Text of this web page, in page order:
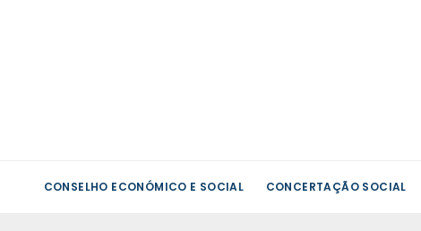
CONSELHO ECONÓMICO E SOCIAL CONCERTAÇÃO SOCIAL